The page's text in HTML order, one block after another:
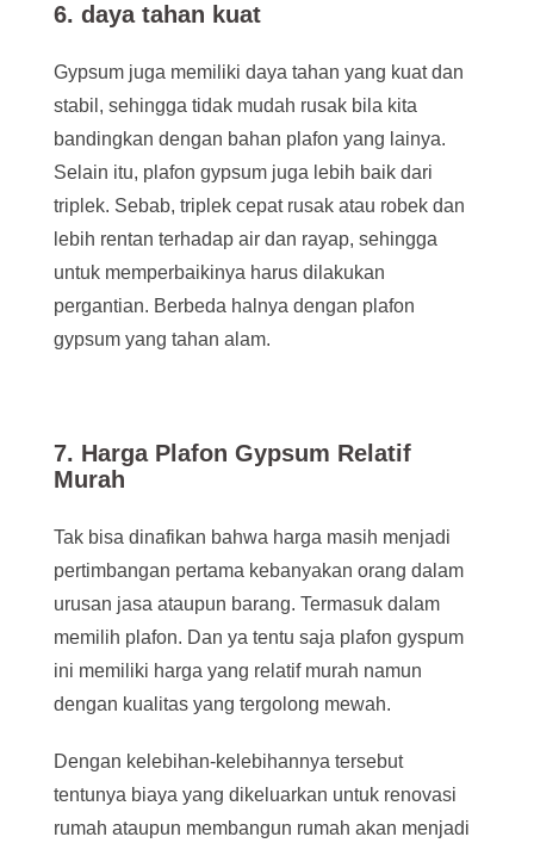
6. daya tahan kuat
Gypsum juga memiliki daya tahan yang kuat dan
stabil, sehingga tidak mudah rusak bila kita
bandingkan dengan bahan plafon yang lainya.
Selain itu, plafon gypsum juga lebih baik dari
triplek. Sebab, triplek cepat rusak atau robek dan
lebih rentan terhadap air dan rayap, sehingga
untuk memperbaikinya harus dilakukan
pergantian. Berbeda halnya dengan plafon
gypsum yang tahan alam.
7. Harga Plafon Gypsum Relatif
Murah
Tak bisa dinafikan bahwa harga masih menjadi
pertimbangan pertama kebanyakan orang dalam
urusan jasa ataupun barang. Termasuk dalam
memilih plafon. Dan ya tentu saja plafon gyspum
ini memiliki harga yang relatif murah namun
dengan kualitas yang tergolong mewah.
Dengan kelebihan-kelebihannya tersebut
tentunya biaya yang dikeluarkan untuk renovasi
rumah ataupun membangun rumah akan menjadi